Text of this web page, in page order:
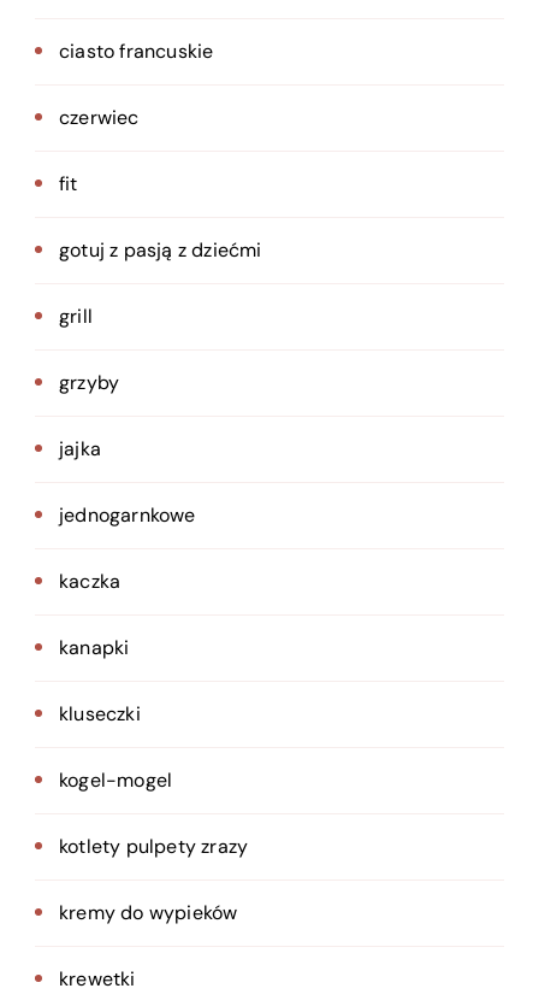
ciasto francuskie
czerwiec
fit
gotuj z pasją z dziećmi
grill
grzyby
jajka
jednogarnkowe
kaczka
kanapki
kluseczki
kogel-mogel
kotlety pulpety zrazy
kremy do wypieków
krewetki